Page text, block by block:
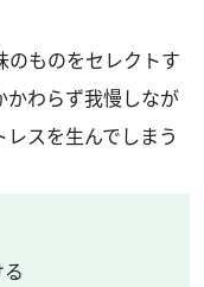
ものをセレクトす
かわらず我慢しなが
スを生んでしまう